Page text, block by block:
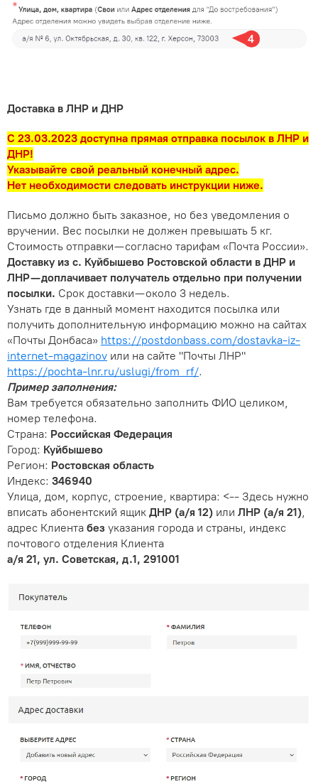
Доставка в ЛНР и ДНР
С 23.03.2023 доступна прямая отправка посылок в ЛНР и
ДНР!
Указывайте свой реальный конечный адрес.
Нет необходимости следовать инструкции ниже.
Письмо должно быть заказное, но без уведомления о
вручении. Вес посылки не должен превышать 5 кг.
Стоимость отправки — согласно тарифам «Почта России».
Доставку из с. Куйбышево Ростовской области в ДНР и
ЛНР — доплачивает получатель отдельно при получении
посылки. Срок доставки — около 3 недель.
Узнать где в данный момент находится посылка или
получить дополнительную информацию можно на сайтах
«Почты Донбаса» https://postdonbass.com/dostavka-iz-
internet-magazinov или на сайте "Почты ЛНР"
https://pochta-lnr.ru/uslugi/from_rf/.
Пример заполнения:
Вам требуется обязательно заполнить ФИО целиком,
номер телефона.
Страна: Российская Федерация
Город: Куйбышево
Регион: Ростовская область
Индекс: 346940
Улица, дом, корпус, строение, квартира: <-- Здесь нужно
вписать абонентский ящик ДНР (а/я 12) или ЛНР (а/я 21),
адрес Клиента без указания города и страны, индекс
почтового отделения Клиента
а/я 21, ул. Советская, д.1, 291001